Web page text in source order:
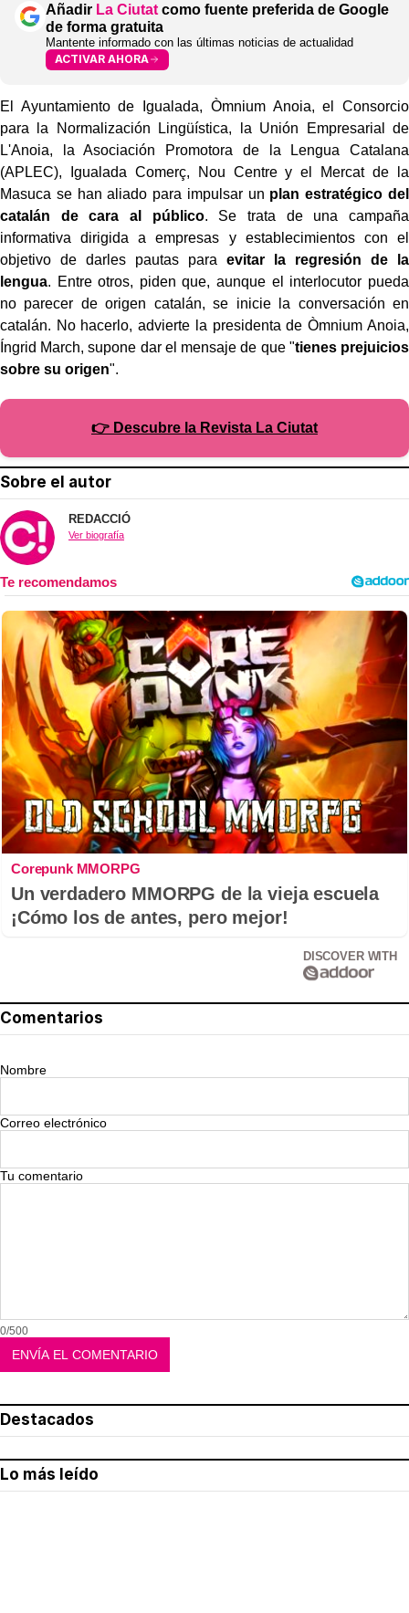
Añadir La Ciutat como fuente preferida de Google
de forma gratuita
Mantente informado con las últimas noticias de actualidad
ACTIVAR AHORA
El Ayuntamiento de Igualada, Òmnium Anoia, el Consorcio
para la Normalización Lingüística, la Unión Empresarial de
L'Anoia, la Asociación Promotora de la Lengua Catalana
(APLEC), Igualada Comerç, Nou Centre y el Mercat de la
Masuca se han aliado para impulsar un plan estratégico del
catalán de cara al público. Se trata de una campaña
informativa dirigida a empresas y establecimientos con el
objetivo de darles pautas para evitar la regresión de la
lengua. Entre otros, piden que, aunque el interlocutor pueda
no parecer de origen catalán, se inicie la conversación en
catalán. No hacerlo, advierte la presidenta de Òmnium Anoia,
Íngrid March, supone dar el mensaje de que "tienes prejuicios
sobre su origen".
👉 Descubre la Revista La Ciutat
Sobre el autor
REDACCIÓ
Ver biografía
Corepunk MMORPG
Un verdadero MMORPG de la vieja escuela
¡Cómo los de antes, pero mejor!
DISCOVER WITH
Comentarios
Nombre
Correo electrónico
Tu comentario
0/500
Destacados
Lo más leído